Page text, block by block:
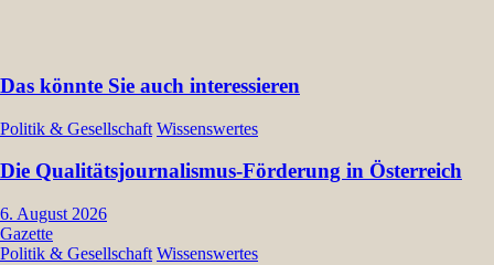
Das könnte Sie auch interessieren
Politik & Gesellschaft Wissenswertes
Die Qualitätsjournalismus-Förderung in Österreich
6. August 2026
Gazette
Politik & Gesellschaft Wissenswertes